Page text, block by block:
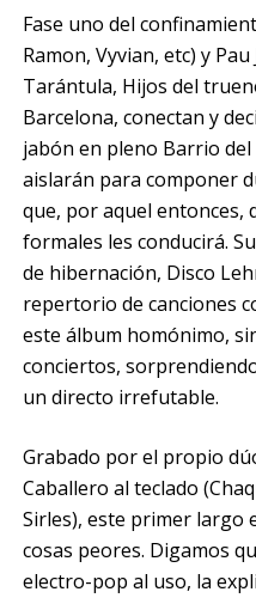
Fase uno del
Ramon, Vyvian, etc) y
Tarántula, Hijos del
Barcelona, conectan y
jabón en pleno Barrio del
aislarán para componer
que, por aquel entonces,
formales les conducirá.
de hibernación, Disco
repertorio de canciones
este álbum homónimo,
conciertos,
un directo irrefutable.
Grabado por el propio
Caballero al teclado
Sirles), este primer largo
cosas peores. Digamos
electro-pop al uso, la